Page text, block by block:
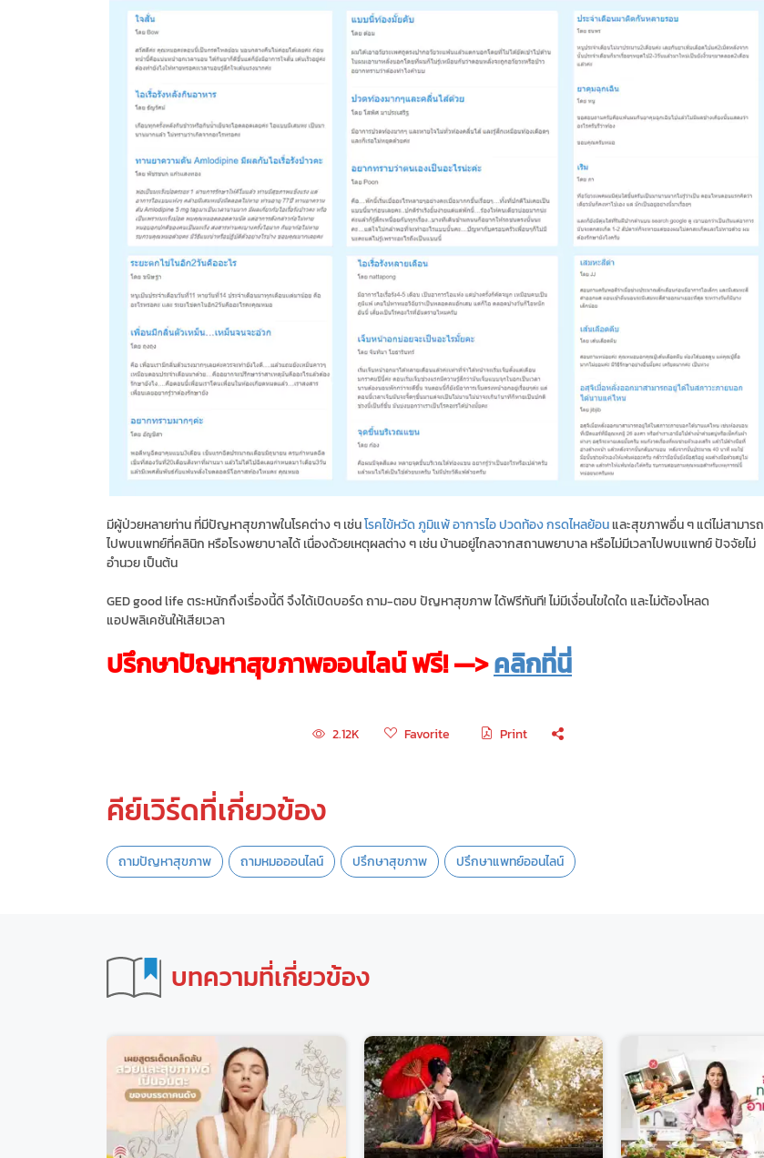
มีผู้ป่วยหลายท่าน ที่มีปัญหาสุขภาพในโรคต่าง ๆ เช่นโรคไข้หวัด ภูมิแพ้อาการไอปวดท้องกรดไหลย้อน และสุขภาพอื่น ๆ แต่ไม่สามารถ
ไปพบแพทย์ที่คลินิก หรือโรงพยาบาลได้ เนื่องด้วยเหตุผลต่าง ๆ เช่น บ้านอยู่ไกลจากสถานพยาบาล หรือไม่มีเวลาไปพบแพทย์ ปัจจัยไม่
อำนวย เป็นต้น
GED good life ตระหนักถึงเรื่องนี้ดี จึงได้เปิดบอร์ด ถาม-ตอบ ปัญหาสุขภาพ ได้ฟรีทันที! ไม่มีเงื่อนไขใดใด และไม่ต้องโหลด
แอปพลิเคชันให้เสียเวลา
ปรึกษาปัญหาสุขภาพออนไลน์ ฟรี! —>คลิกที่นี่
2.12K Favorite Print
คีย์เวิร์ดที่เกี่ยวข้อง
ถามปัญหาสุขภาพ ถามหมอออนไลน์ ปรึกษาสุขภาพ ปรึกษาแพทย์ออนไลน์
บทความที่เกี่ยวข้อง